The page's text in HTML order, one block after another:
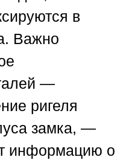
в
Важно
—
ригеля
замка, —
информацию о